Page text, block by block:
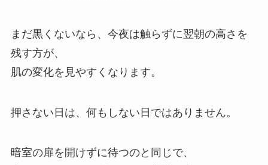
まだ黒くないなら、今夜は触らずに翌朝の高さを
残す方が、
肌の変化を見やすくなります。
押さない日は、何もしない日ではありません。
暗室の扉を開けずに待つのと同じで、